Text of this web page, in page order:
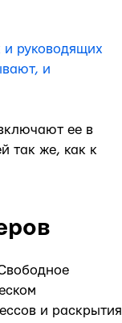
и руководящих
и
ее в
так же, как к
и раскрытия